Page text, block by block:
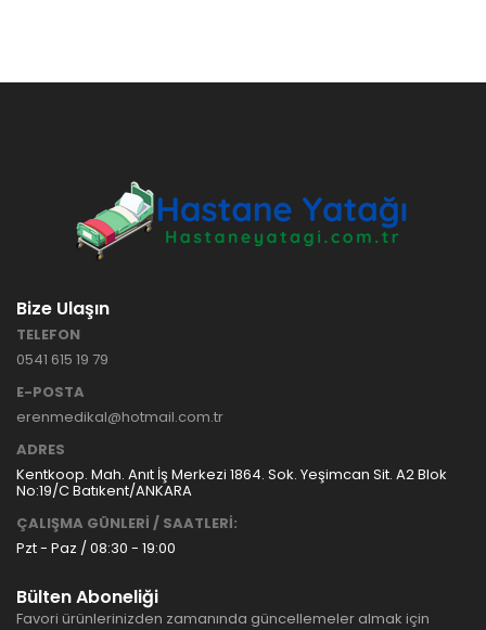
Bize Ulaşın
TELEFON
0541 615 19 79
E-POSTA
erenmedikal@hotmail.com.tr
ADRES
Kentkoop. Mah. Anıt İş Merkezi 1864. Sok. Yeşimcan Sit. A2 Blok
No:19/C Batıkent/ANKARA
ÇALIŞMA GÜNLERİ / SAATLERİ:
Pzt - Paz / 08:30 - 19:00
Bülten Aboneliği
Favori ürünlerinizden zamanında güncellemeler almak için